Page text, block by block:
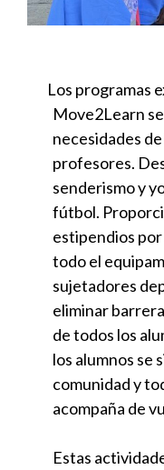
Los programas
Move2Learn
necesidades
profesores.
senderismo y
fútbol.
estipendios
todo el
sujetadores
eliminar
de todos los
los alumnos se
comunidad y
acompaña de
Estas